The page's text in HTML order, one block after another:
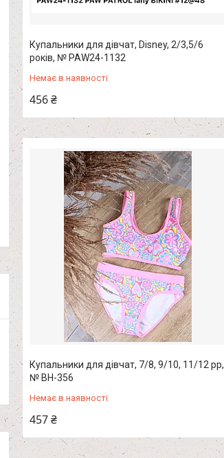
Купальники для дівчат, Disney, 2/3,5/6
років, № PAW24-1132
Немає в наявності
456 ₴
Купальники для дівчат, 7/8, 9/10, 11/12 рр,
№ ВН-356
Немає в наявності
457 ₴